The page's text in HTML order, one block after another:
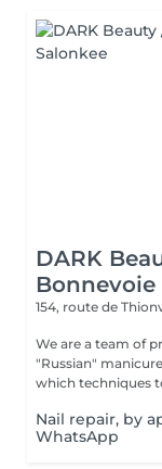
DARK
Bonnevoie
154, route de
We are a team of
"Russian" manicure,
which techniques
Nail repair, by
WhatsApp